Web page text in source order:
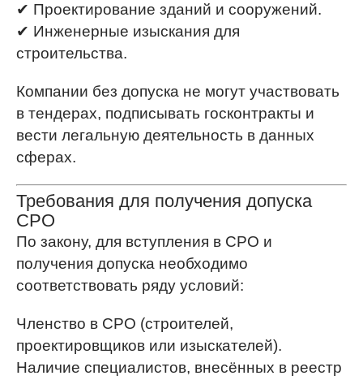
✔ Проектирование зданий и сооружений.
✔ Инженерные изыскания для
строительства.
Компании без допуска не могут участвовать
в тендерах, подписывать госконтракты и
вести легальную деятельность в данных
сферах.
Требования для получения допуска
СРО
По закону, для вступления в СРО и
получения допуска необходимо
соответствовать ряду условий:
Членство в СРО (строителей,
проектировщиков или изыскателей).
Наличие специалистов, внесённых в реестр